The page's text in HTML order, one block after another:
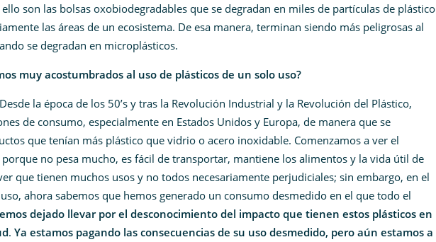
son las bolsas oxobiodegradables que se degradan en miles de partículas de plástico
las áreas de un ecosistema. De esa manera, terminan siendo más peligrosas al
se degradan en microplásticos.
muy acostumbrados al uso de plásticos de un solo uso?
la época de los 50’s y tras la Revolución Industrial y la Revolución del Plástico,
de consumo, especialmente en Estados Unidos y Europa, de manera que se
que tenían más plástico que vidrio o acero inoxidable. Comenzamos a ver el
no pesa mucho, es fácil de transportar, mantiene los alimentos y la vida útil de
que tienen muchos usos y no todos necesariamente perjudiciales; sin embargo, en el
ahora sabemos que hemos generado un consumo desmedido en el que todo el
dejado llevar por el desconocimiento del impacto que tienen estos plásticos en
. Ya estamos pagando las consecuencias de su uso desmedido, pero aún estamos a